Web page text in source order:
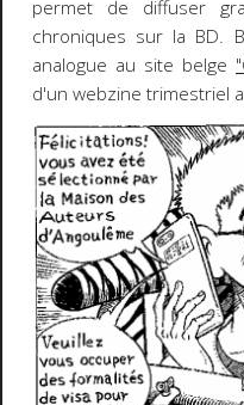
permet de diffuser
chroniques sur la BD.
analogue au site belge
d'un webzine trimestriel